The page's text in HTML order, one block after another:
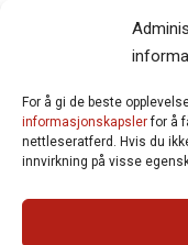
For å gi de beste
informasjonskapslerfor å
nettleseratferd. Hvis du
innvirkning på visse